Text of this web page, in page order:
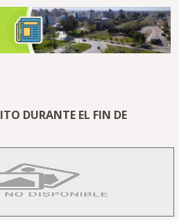
DURANTE EL FIN DE